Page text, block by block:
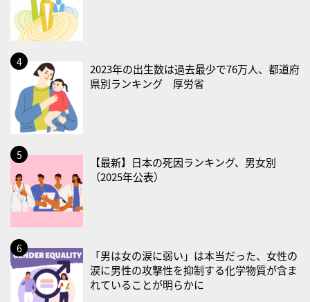
2026/08/26(水)
・風呂の日
2026/08/29(土)
・筋肉強化の日
2026/08/30(日)
・ＥＰＡの日
2026/08/31(月)
・菜の日
・血管内破砕術（IVL）の日
・がん征圧月間
・世界アルツハイマー月間
・健康増進普及月間
2023年の出生数は過去最少で76万人、都道府
県別ランキング 厚労省
【最新】日本の死因ランキング、男女別
（2025年公表）
「男は女の涙に弱い」は本当だった、女性の
涙に男性の攻撃性を抑制する化学物質が含ま
れていることが明らかに